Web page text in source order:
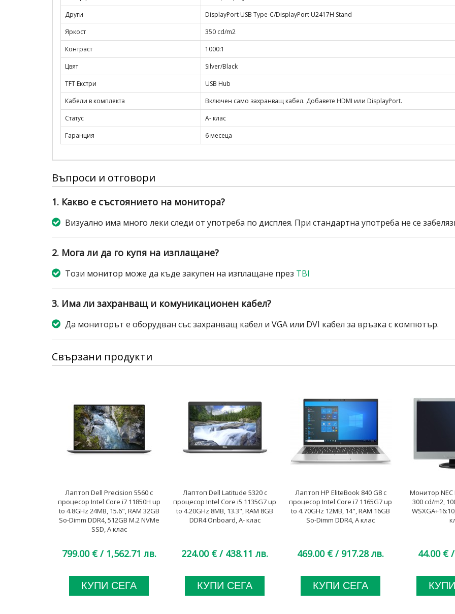
Други
DisplayPort USB Type-C/DisplayPort U2417H Stand
Яркост
350 cd/m2
Контраст
1000:1
Цвят
Silver/Black
TFT Екстри
USB Hub
Кабели в комплекта
Включен само захранващ кабел. Добавете HDMI или DisplayPort.
Статус
A- клас
Гаранция
6 месеца
Въпроси и отговори
1. Какво е състоянието на монитора?
Визуално има много леки следи от употреба по дисплея. При стандартна употреба не се
2. Мога ли да го купя на изплащане?
Този монитор може да къде закупен на изплащане през TBI
3. Има ли захранващ и комуникационен кабел?
Да мониторът е оборудван със захранващ кабел и VGA или DVI кабел за връзка с компютър.
Свързани продукти
Лаптоп Dell Precision 5560 с
процесор Intel Core i7 11850H up
to 4.8GHz 24MB, 15.6", RAM 32GB
So-Dimm DDR4, 512GB M.2 NVMe
SSD, A клас
799.00 €/ 1,562.71 лв.
КУПИ СЕГА
Лаптоп Dell Latitude 5320 с
процесор Intel Core i5 1135G7 up
to 4.20GHz 8MB, 13.3", RAM 8GB
DDR4 Onboard, A- клас
224.00 € / 438.11 лв.
КУПИ СЕГА
Лаптоп HP EliteBook 840 G8 с
процесор Intel Core i7 1165G7 up
to 4.70GHz 12MB, 14", RAM 16GB
So-Dimm DDR4, A клас
469.00 € / 917.28 лв.
КУПИ СЕГА
Монитор NEC
300 cd/m2,
44.00 €